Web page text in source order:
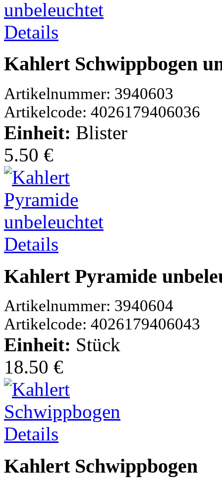
Details
Kahlert Schwippbogen
Artikelnummer: 3940603
Artikelcode: 4026179406036
Einheit: Blister
5.50 €
Details
Kahlert Pyramide
Artikelnummer: 3940604
Artikelcode: 4026179406043
Einheit: Stück
18.50 €
Details
Kahlert Schwippbogen